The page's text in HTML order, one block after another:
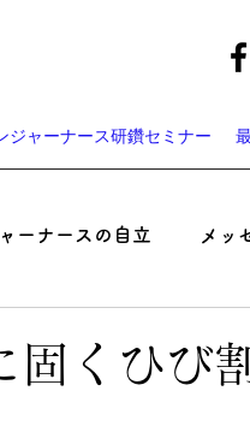
ジャーナース研鑽セミナー
ーナースの自立 メッ
固くひび